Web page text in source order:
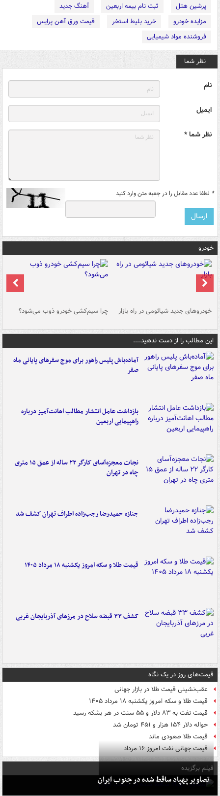
پرشین هتل
ثبت نام بیمه اربعین
آهنگ جدید
مزایده خودرو
خرید بلیط استخر
قیمت ورق آهن پرایس
فروشنده مواد شیمیایی
نظر شما
نام
ایمیل
نظر شما *
* لطفا عدد مقابل را در جعبه متن وارد کنید
خودرو
خودروهای جدید شیائومی در راه بازار چرا سیم‌کشی خودرو ذوب می‌شود؟
این مطالب را از دست ندهید....
آماده‌باش پلیس راهور برای موج سفرهای پایانی ماه
صفر
بازداشت عامل انتشار مطالب اهانت‌آمیز درباره
راهپیمایی اربعین
نجات معجزه‌آسای کارگر ۲۲ ساله از عمق ۱۵ متری
چاه در تهران
جنازه حمیدرضا رجب‌زاده اطراف تهران کشف شد
قیمت طلا و سکه امروز یکشنبه ۱۸ مرداد ۱۴۰۵
کشف ۳۳ قبضه سلاح در مرزهای آذربایجان غربی
قیمت‌های روز در یک نگاه
عقب‌نشینی قیمت طلا در بازار جهانی
قیمت طلا و سکه امروز یکشنبه ۱۸ مرداد ۱۴۰۵
قیمت نفت به ۸۳ دلار و ۵۵ سنت در هر بشکه رسید
حواله دلار ۱۵۴ هزار و ۴۵۱ تومان شد
قیمت طلا صعودی ماند
قیمت جهانی نفت امروز ۱۶ مرداد
فیلم برگزیده
تصاویر پهپاد ساقط شده در جنوب ایران